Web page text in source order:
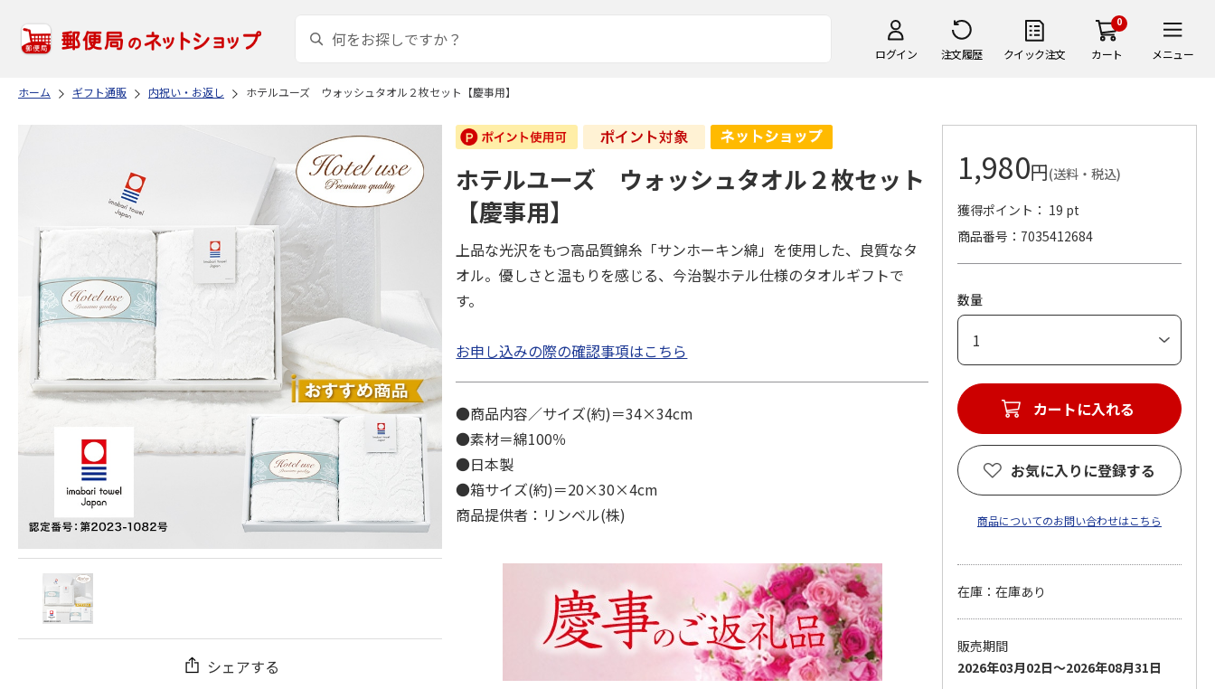
ログイン 注文履歴 クイック注文
0
カート メニュー
ホーム ギフト通販 内祝い・お返し ホテルユーズ ウォッシュタオル２枚セット【慶事用】
シェアする
ホテルユーズ ウォッシュタオル２枚セット
【慶事用】
上品な光沢をもつ高品質錦糸「サンホーキン綿」を使用した、良質なタ
オル。優しさと温もりを感じる、今治製ホテル仕様のタオルギフトで
す。
お申し込みの際の確認事項はこちら
●商品内容／サイズ(約)＝34×34cm
●素材＝綿100％
●日本製
●箱サイズ(約)＝20×30×4cm
商品提供者：リンベル(株)
1,980円(送料・税込)
獲得ポイント： 19 pt
商品番号
7035412684
数量
カートに入れる
お気に入りに登録する
商品についてのお問い合わせはこちら
在庫：在庫あり
販売期間
2026年03月02日～2026年08月31日